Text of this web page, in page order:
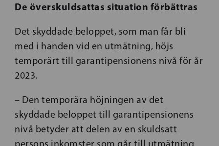
De överskuldsattas situation förbättras
Det skyddade beloppet, som man får bli
med i handen vid en utmätning, höjs
temporärt till garantipensionens nivå för år
2023.
– Den temporära höjningen av det
skyddade beloppet till garantipensionens
nivå betyder att delen av en skuldsatt